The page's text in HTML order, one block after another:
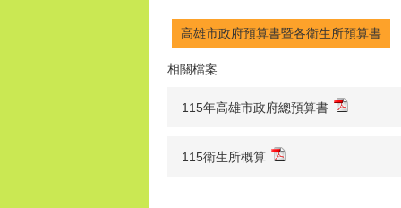
高雄市政府預算書暨各衛生所預算書
相關檔案
115年高雄市政府總預算書
115衛生所概算